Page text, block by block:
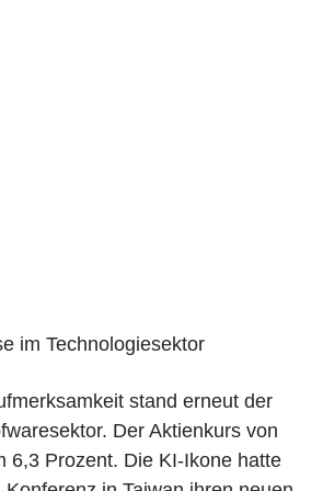
im Technologiesektor
stand erneut der
Der Aktienkurs von
6,3 Prozent. Die KI-Ikone hatte